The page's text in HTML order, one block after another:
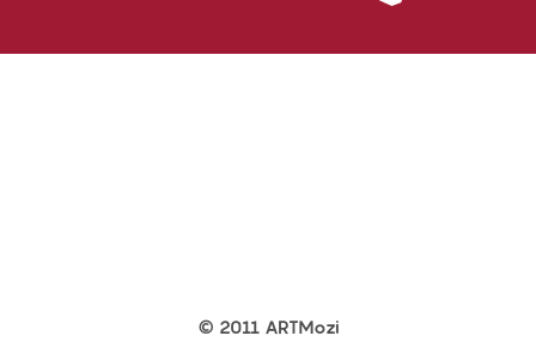
© 2011 ARTMozi